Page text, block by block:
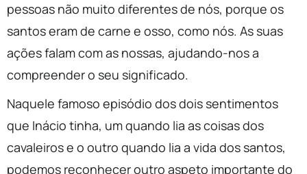
pessoas não muito diferentes de nós, porque os
santos eram de carne e osso, como nós. As suas
ações falam com as nossas, ajudando-nos a
compreender o seu significado.
Naquele famoso episódio dos dois sentimentos
que Inácio tinha, um quando lia as coisas dos
cavaleiros e o outro quando lia a vida dos santos,
podemos reconhecer outro aspeto importante do